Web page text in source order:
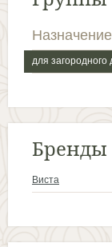
Назначение
для загородного
Бренды
Виста